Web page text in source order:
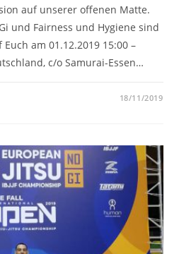
auf unserer offenen Matte.
und Fairness und Hygiene sind
am 01.12.2019 15:00 –
c/o Samurai-Essen…
18/11/2019